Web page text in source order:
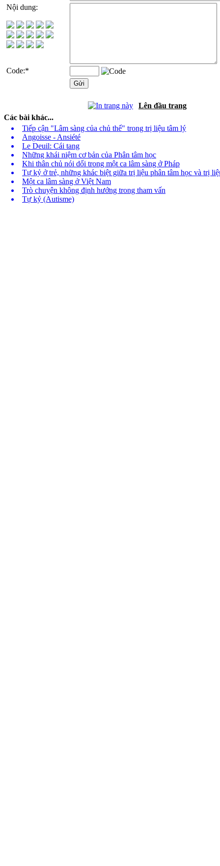
Nội dung:
Code:*
Lên đầu trang
Các bài khác...
Tiếp cận "Lâm sàng của chủ thể" trong trị liệu tâm lý
Angoisse - Ansiété
Le Deuil: Cái tang
Những khái niệm cơ bản của Phân tâm học
Khi thân chủ nói dối trong một ca lâm sàng ở Pháp
Tự kỷ ở trẻ, những khác biệt giữa trị liệu phân tâm học và trị
Một ca lâm sàng ở Việt Nam
Trò chuyện không định hướng trong tham vấn
Tự kỷ (Autisme)